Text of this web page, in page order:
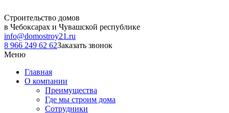
Строительство домов
в Чебоксарах и Чувашской республике
info@domostroy21.ru
8 966 249 62 62Заказать звонок
Меню
Главная
О компании
Преимущества
Где мы строим дома
Сотрудники